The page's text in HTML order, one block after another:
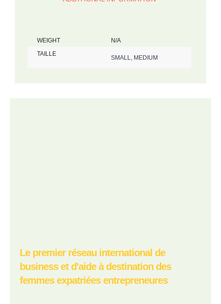
WEIGHT
N/A
TAILLE
SMALL, MEDIUM
Le premier réseau international de
business et d'aide à destination des
femmes expatriées entrepreneures